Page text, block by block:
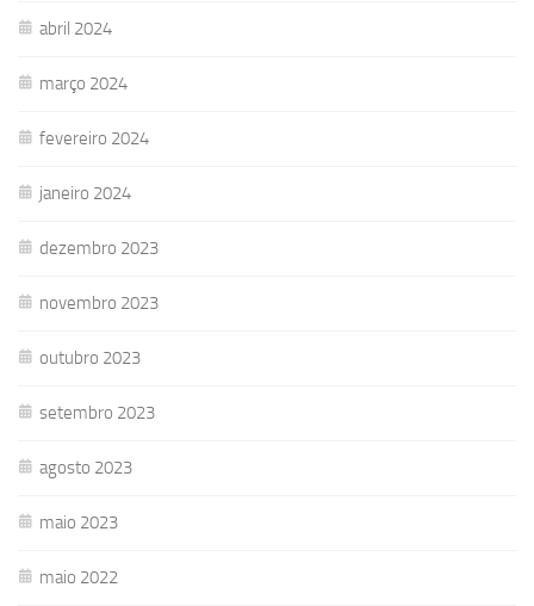
abril 2024
março 2024
fevereiro 2024
janeiro 2024
dezembro 2023
novembro 2023
outubro 2023
setembro 2023
agosto 2023
maio 2023
maio 2022